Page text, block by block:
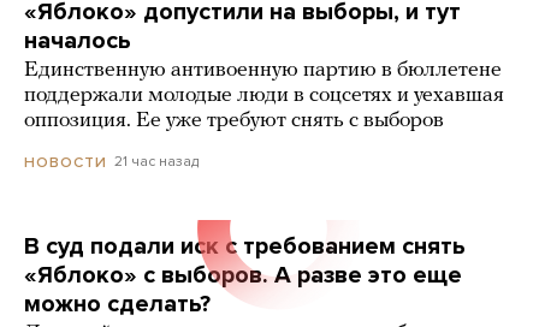
«Яблоко» допустили на выборы, и тут
началось
Единственную антивоенную партию в бюллетене
поддержали молодые люди в соцсетях и уехавшая
оппозиция. Ее уже требуют снять с выборов
НОВОСТИ 21 час назад
В суд подали иск с требованием снять
«Яблоко» с выборов. А разве это еще
можно сделать?